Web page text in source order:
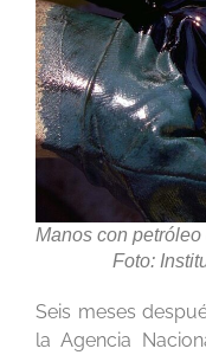
Manos con
Foto:
Seis meses
la Agencia